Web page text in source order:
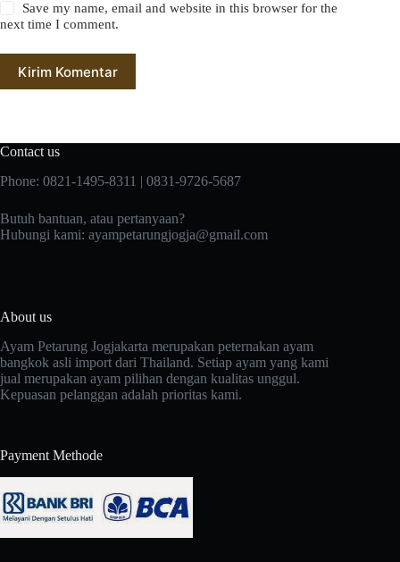
Save my name, email and website in this browser for the
next time I comment.
Kirim Komentar
Contact us
Phone: 0821-1495-8311 | 0831-9726-5687
Butuh bantuan, atau pertanyaan?
Hubungi kami: ayampetarungjogja@gmail.com
About us
Ayam Petarung Jogjakarta merupakan peternakan ayam
bangkok asli import dari Thailand. Setiap ayam yang kami
jual merupakan ayam pilihan dengan kualitas unggul.
Kepuasan pelanggan adalah prioritas kami.
Payment Methode